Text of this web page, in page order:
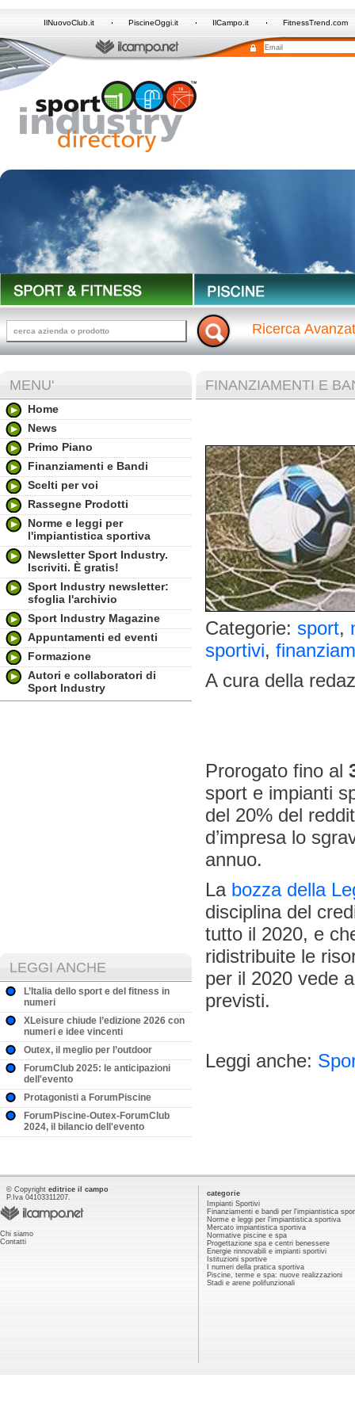
IlNuovoClub.it PiscineOggi.it IlCampo.it FitnessTrend.com
Ricerca
MENU'
Home
News
Primo Piano
Finanziamenti e Bandi
Scelti per voi
Rassegne Prodotti
Norme e leggi per
l'impiantistica sportiva
Newsletter Sport Industry.
Iscriviti. È gratis!
Sport Industry newsletter:
sfoglia l'archivio
Sport Industry Magazine
Appuntamenti ed eventi
Formazione
Autori e collaboratori di
Sport Industry
LEGGI ANCHE
L’Italia dello sport e del fitness in
numeri
XLeisure chiude l’edizione 2026 con
numeri e idee vincenti
Outex, il meglio per l’outdoor
ForumClub 2025: le anticipazioni
dell'evento
Protagonisti a ForumPiscine
ForumPiscine-Outex-ForumClub
2024, il bilancio dell'evento
FINANZIAMENTI E
Categorie: sport,
sportivi,
A cura della
Prorogato fino al
sport e impianti
del 20% del
d’impresa lo
annuo.
La bozza della
disciplina del
tutto il 2020, e
ridistribuite le
per il 2020 vede
previsti.
Leggi anche:
© Copyright editrice il campo
P.Iva 04103311207.
Chi siamo
Contatti
categorie
Impianti Sportivi
Finanziamenti e bandi per l'impiantistica
Norme e leggi per l'impiantistica sportiva
Mercato impiantistica sportiva
Normative piscine e spa
Progettazione spa e centri benessere
Energie rinnovabili e impianti sportivi
Istituzioni sportive
I numeri della pratica sportiva
Piscine, terme e spa: nuove realizzazioni
Stadi e arene polifunzionali